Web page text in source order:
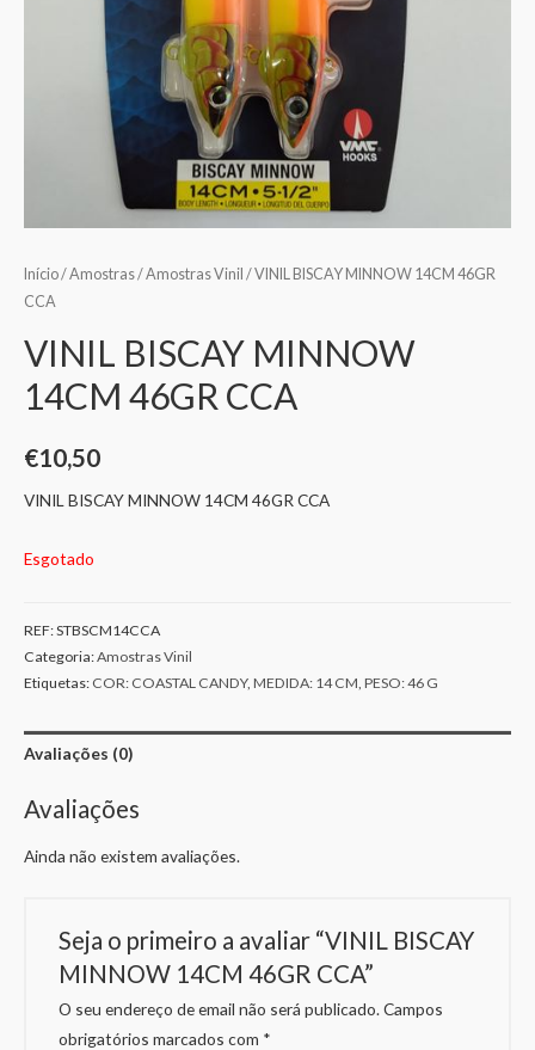
Início/Amostras/Amostras Vinil / VINIL BISCAY MINNOW 14CM 46GR
CCA
VINIL BISCAY MINNOW
14CM 46GR CCA
€10,50
VINIL BISCAY MINNOW 14CM 46GR CCA
Esgotado
REF:STBSCM14CCA
Categoria:Amostras Vinil
Etiquetas: COR: COASTAL CANDY, MEDIDA: 14 CM, PESO: 46 G
Avaliações (0)
Avaliações
Ainda não existem avaliações.
Seja o primeiro a avaliar “VINIL BISCAY
MINNOW 14CM 46GR CCA”
O seu endereço de email não será publicado. Campos
obrigatórios marcados com *